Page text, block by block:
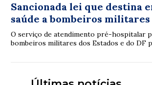
Sancionada lei que destina
saúde a bombeiros militares
O serviço de atendimento pré-hospitalar
bombeiros militares dos Estados e do DF